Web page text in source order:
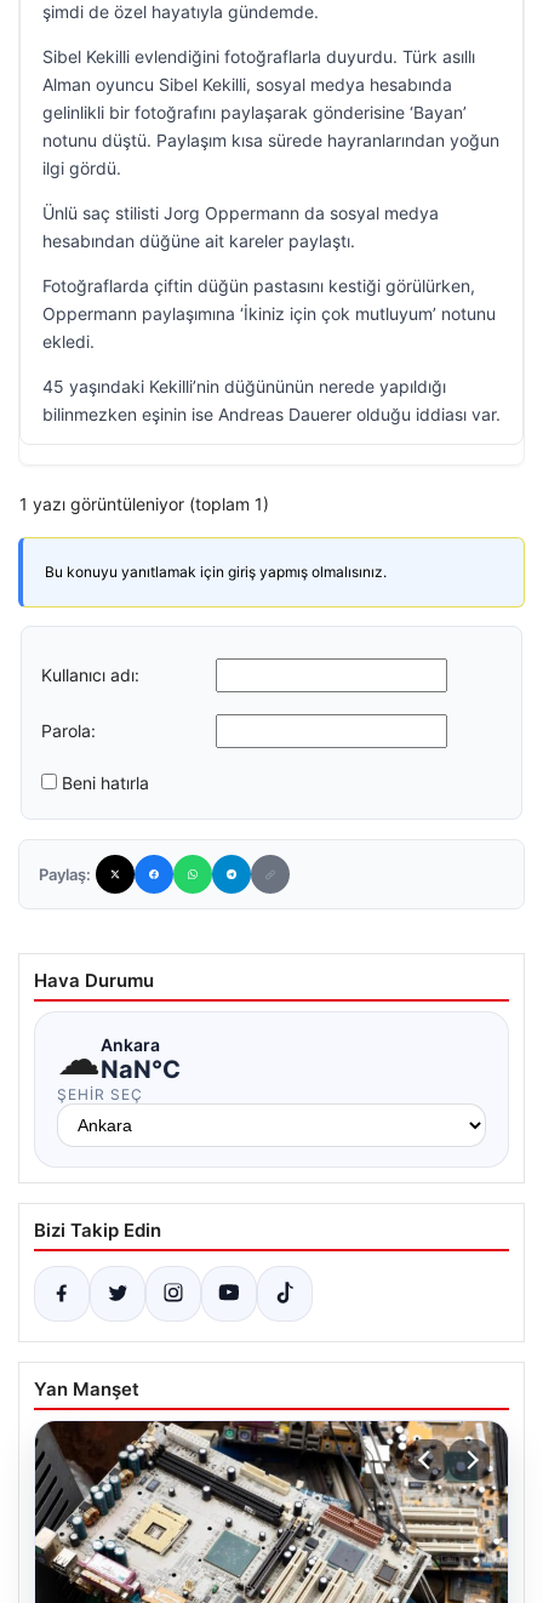
şimdi de özel hayatıyla gündemde.
Sibel Kekilli evlendiğini fotoğraflarla duyurdu. Türk asıllı
Alman oyuncu Sibel Kekilli, sosyal medya hesabında
gelinlikli bir fotoğrafını paylaşarak gönderisine ‘Bayan’
notunu düştü. Paylaşım kısa sürede hayranlarından yoğun
ilgi gördü.
Ünlü saç stilisti Jorg Oppermann da sosyal medya
hesabından düğüne ait kareler paylaştı.
Fotoğraflarda çiftin düğün pastasını kestiği görülürken,
Oppermann paylaşımına ‘İkiniz için çok mutluyum’ notunu
ekledi.
45 yaşındaki Kekilli’nin düğününün nerede yapıldığı
bilinmezken eşinin ise Andreas Dauerer olduğu iddiası var.
1 yazı görüntüleniyor (toplam 1)
Bu konuyu yanıtlamak için giriş yapmış olmalısınız.
Kullanıcı adı:
Parola:
Beni hatırla
Paylaş:
Hava Durumu
☁Ankara
NaN°C
ŞEHIR SEÇ
Bizi Takip Edin
Yan Manşet